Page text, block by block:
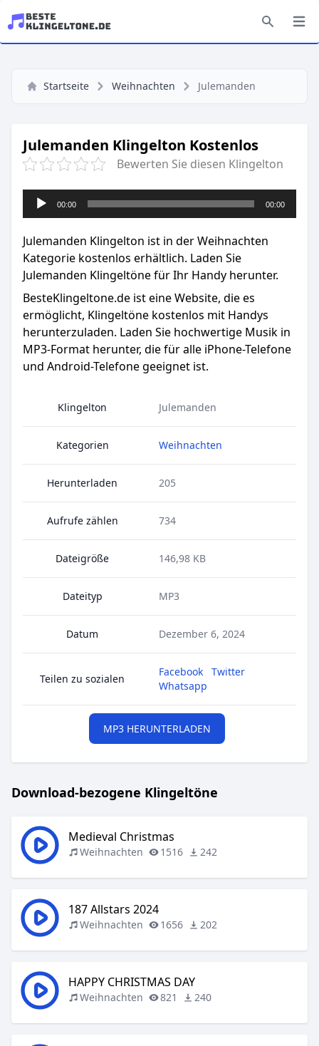
Startseite Weihnachten Julemanden
Julemanden Klingelton Kostenlos
Bewerten Sie diesen Klingelton
Audio-
Player
00:00 00:00
Julemanden Klingelton ist in der Weihnachten
Kategorie kostenlos erhältlich. Laden Sie
Julemanden Klingeltöne für Ihr Handy herunter.
BesteKlingeltone.de ist eine Website, die es
ermöglicht, Klingeltöne kostenlos mit Handys
herunterzuladen. Laden Sie hochwertige Musik in
MP3-Format herunter, die für alle iPhone-Telefone
und Android-Telefone geeignet ist.
Klingelton Julemanden
Kategorien Weihnachten
Herunterladen 205
Aufrufe zählen 734
Dateigröße 146,98 KB
Dateityp MP3
Datum Dezember 6, 2024
Teilen zu sozialen
Facebook
Twitter
Whatsapp
MP3 HERUNTERLADEN
Download-bezogene Klingeltöne
Medieval Christmas
Weihnachten 1516 242
187 Allstars 2024
Weihnachten 1656 202
HAPPY CHRISTMAS DAY
Weihnachten 821 240